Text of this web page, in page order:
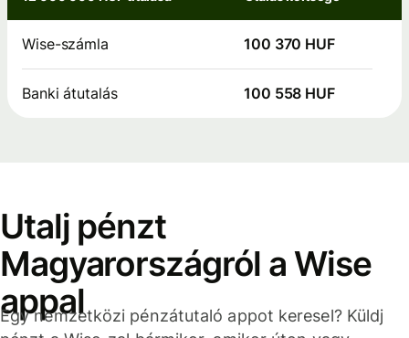
Wise-számla 100 370 HUF
Banki átutalás 100 558 HUF
Utalj pénzt
Magyarországról a Wise
appal
Egy nemzetközi pénzátutaló appot keresel? Küldj